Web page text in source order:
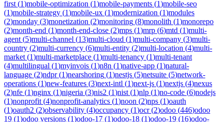
first (1)mobile-optimization (1)mobile-payments (1)mobile-seo
(1)mobile-strategy (1)mobile-ux (1)modernization (1)modules
(2)monday (3)monetization (2)monitoring (8)monolith (1)monorepo
(2)month-end (1)month-end-close (2)mps (1)mrp (6)mtd (1)multi-
agent (5)multi-channel (13)multi-cloud (1)multi-company (3)multi-
country (2)multi-currency (6)multi-entity (2)multi-location (4)multi-
market (1)multi-marketplace (1)multi-tenancy (1)multi-tenant
(4)multilingual (1)myinvois (1)n8n (1)native-app (1)natural-
language (2)ndpr(1)nearshoring (1)nestjs (5)netsuite (5)network-
operations (1)new-features (3)next-intl (1)next-js (1)nextjs (4)nexus
(2)nfe (1)nginx (1)nigeria (3)nis2 (1)nist (1)nlp (1)no-code (6)nodejs
(1)nonprofit (4)nonprofit-analytics (1)noon (2)nps (1)oauth
(1)oauth2 (2)observability (4)occupancy (1)ocr(2)odoo (446)odoo
19 (1)odoo versions (1)odoo-17 (1)odoo-18 (1)odoo-19 (16)odoo-